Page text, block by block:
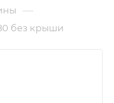
—
без крыши